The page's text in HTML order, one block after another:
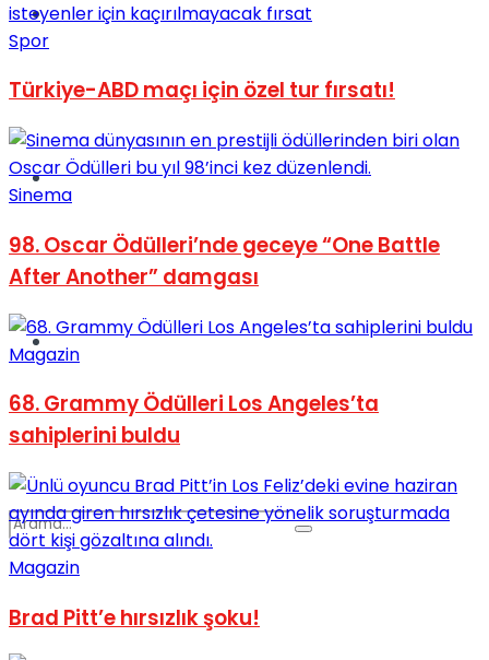
Tatil
Spor
Podcast
Spor
Türkiye-ABD maçı için özel tur fırsatı!
Sinema
98. Oscar Ödülleri’nde geceye “One Battle
After Another” damgası
Magazin
68. Grammy Ödülleri Los Angeles’ta
sahiplerini buldu
Magazin
Brad Pitt’e hırsızlık şoku!